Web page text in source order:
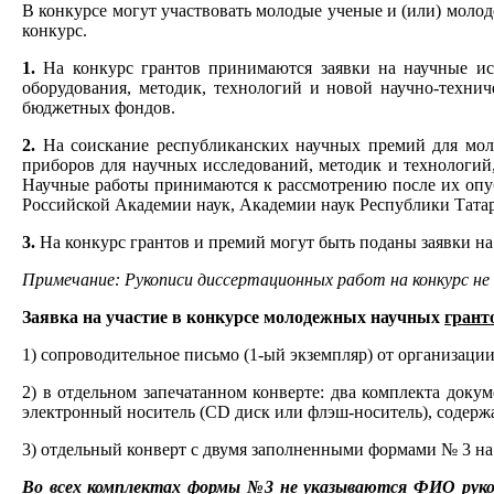
В конкурсе могут участвовать молодые ученые и (или)
конкурс.
1. На конкурс грантов принимаются заявки на научные
оборудования, методик, технологий и новой научно-
бюджетных фондов.
2. На соискание республиканских научных премий для
приборов для научных исследований, методик и
Научные работы принимаются к рассмотрению после их
Российской Академии наук, Академии наук Республики
3. На конкурс грантов и премий могут быть поданы заявки
Примечание: Рукописи диссертационных работ на конкурс
Заявка на участие в конкурсе молодежных научных
1) сопроводительное письмо (1-ый экземпляр) от
2) в отдельном запечатанном конверте: два комплекта
электронный носитель (CD диск или флэш-носитель),
3) отдельный конверт с двумя заполненными формами № 3
Во всех комплектах формы №3 не указываются ФИО